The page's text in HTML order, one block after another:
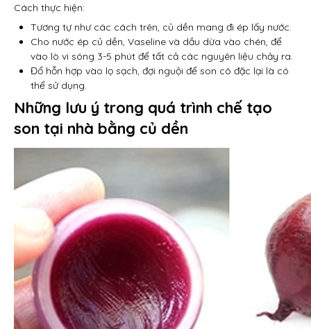
Cách thực hiện:
Tương tự như các cách trên, củ dền mang đi ép lấy nước.
Cho nước ép củ dền, Vaseline và dầu dừa vào chén, để
vào lò vi sóng 3-5 phút để tất cả các nguyên liệu chảy ra.
Đổ hỗn hợp vào lọ sạch, đợi nguội để son cô đặc lại là có
thể sử dụng.
Những lưu ý trong quá trình chế tạo
son tại nhà bằng củ dền